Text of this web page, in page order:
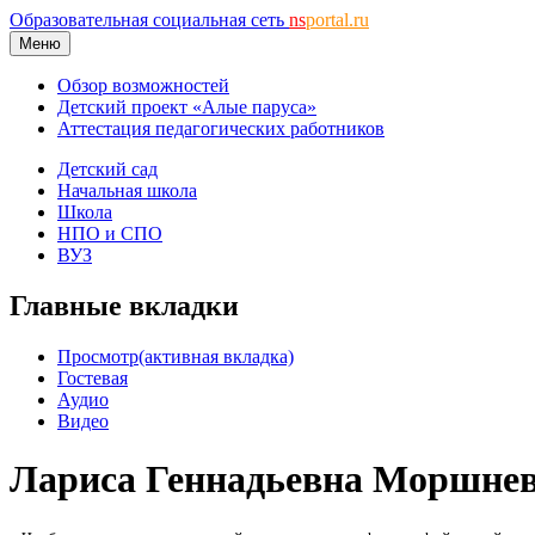
Образовательная социальная сеть nsportal.ru
Меню
Обзор возможностей
Детский проект «Алые паруса»
Аттестация педагогических работников
Детский сад
Начальная школа
Школа
НПО и СПО
ВУЗ
Главные вкладки
Просмотр(активная вкладка)
Гостевая
Аудио
Видео
Лариса Геннадьевна